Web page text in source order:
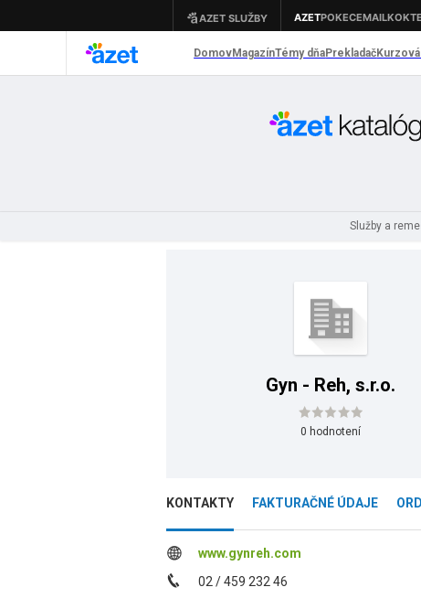
Služby a
Gyn - Reh, s.r.o.
0 hodnotení
KONTAKTY FAKTURAČNÉ ÚDAJE
www.gynreh.com
02 / 459 232 46